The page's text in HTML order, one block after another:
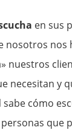
en sus
nosotros
nuestros
necesitan y
cómo
que